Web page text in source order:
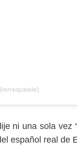
ni una sola vez
español real de